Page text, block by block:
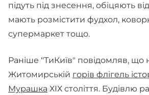
підуть під знесення, обіцяють
мають розмістити фудхол,
супермаркет тощо.
Раніше "ТиКиїв" повідомляв, що
Житомирській горів флігель
Мурашка ХІХ століття. Будівлю